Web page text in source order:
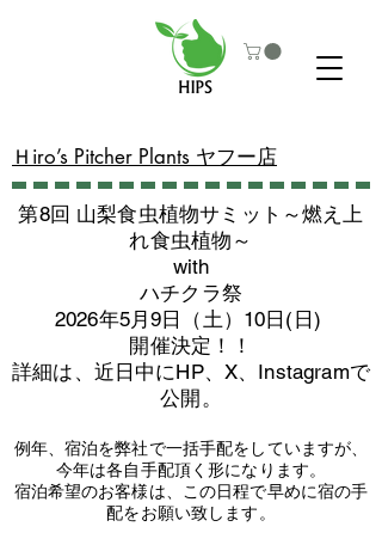
​Ｈiro’s Pitcher Plants ヤフー店
第8回 山梨食虫植物サミット～燃え上
れ食虫植物～
with
​ハチクラ祭
2026年5月9日（土）10日(日)
​開催決定！！
詳細は、近日中にHP、X、Instagramで
公開。
例年、宿泊を弊社で一括手配をしていますが、
今年は各自手配頂く形になります。
​宿泊希望のお客様は、この日程で早めに宿の手
配をお願い致します。